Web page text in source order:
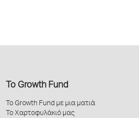
Το Growth Fund
Το Growth Fund με μια ματιά
Το Χαρτοφυλάκιό μας